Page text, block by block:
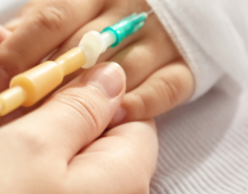
дети Героев России и полных
сады и школы; гражданам, пребывающим
граждан обязали содержать
минимума; Президентом
Рособрнадзор обращает внимание
обеспечения открытости и